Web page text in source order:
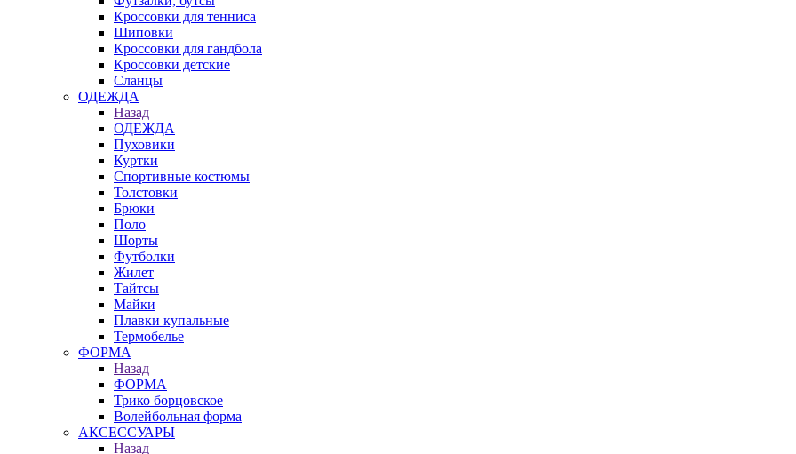
Кроссовки для тенниса
Шиповки
Кроссовки для гандбола
Кроссовки детские
Сланцы
ОДЕЖДА
Назад
ОДЕЖДА
Пуховики
Куртки
Спортивные костюмы
Толстовки
Брюки
Поло
Шорты
Футболки
Жилет
Тайтсы
Майки
Плавки купальные
Термобелье
ФОРМА
Назад
ФОРМА
Трико борцовское
Волейбольная форма
АКСЕССУАРЫ
Назад